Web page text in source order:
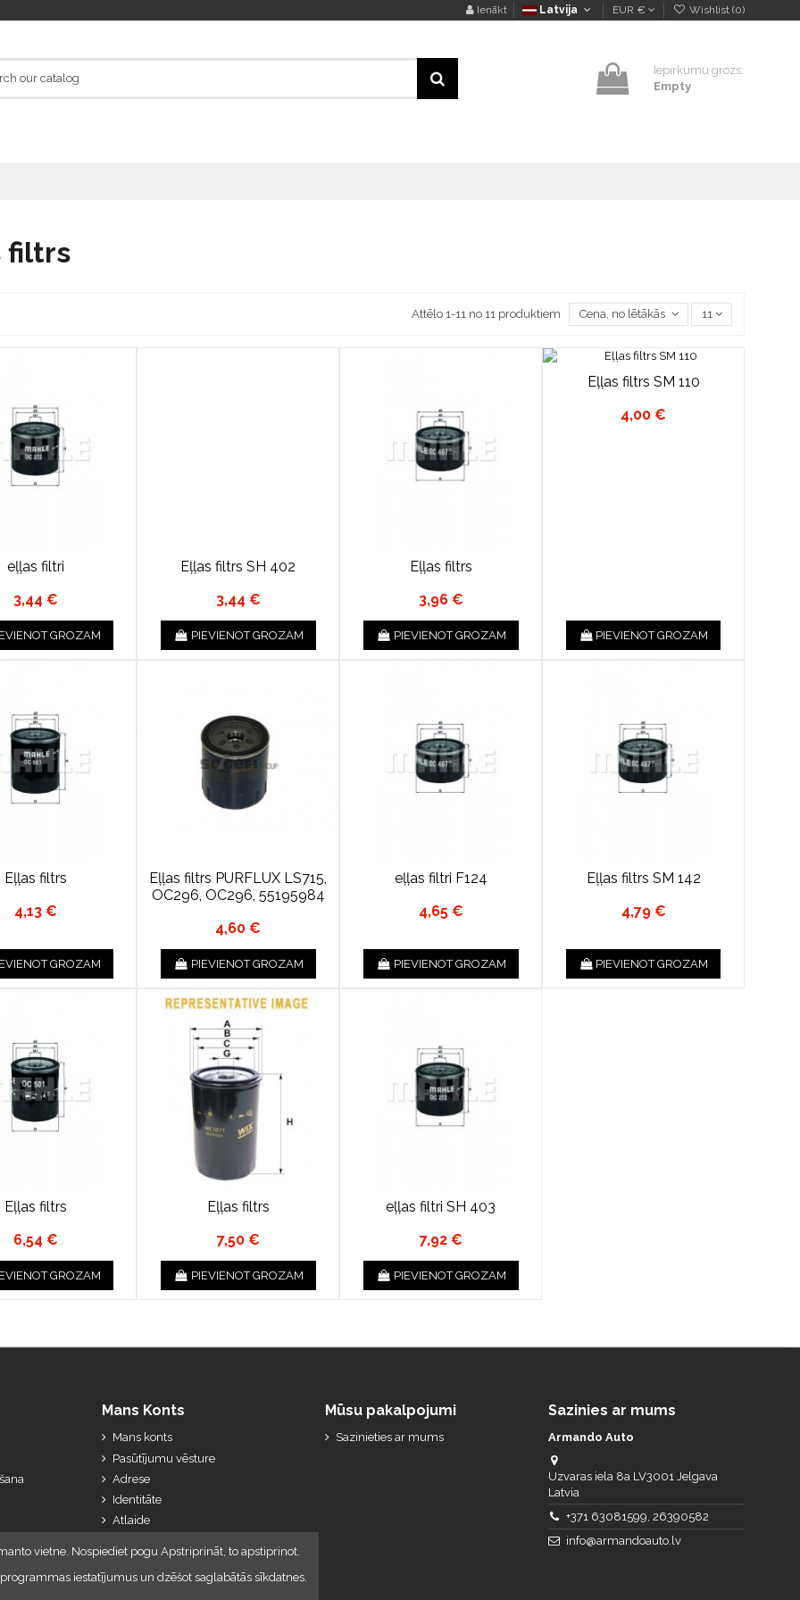
Ienākt Latvija EUR € Wishlist (0)
Iepirkumu grozs:
Empty
filtrs
Attēlo 1-11 no 11 produktiem Cena, no lētākās uz dārgāko
11
eļļas filtri
3,44 €
GROZAM
Eļļas filtrs SH 402
3,44 €
PIEVIENOT GROZAM
Eļļas filtrs
3,96 €
PIEVIENOT GROZAM
Eļļas filtrs SM 110
4,00 €
PIEVIENOT GROZAM
Eļļas filtrs
4,13 €
GROZAM
Eļļas filtrs PURFLUX LS715,
OC296, OC296, 55195984
4,60 €
PIEVIENOT GROZAM
eļļas filtri F124
4,65 €
PIEVIENOT GROZAM
Eļļas filtrs SM 142
4,79 €
PIEVIENOT GROZAM
Eļļas filtrs
6,54 €
GROZAM
Eļļas filtrs
7,50 €
PIEVIENOT GROZAM
eļļas filtri SH 403
7,92 €
PIEVIENOT GROZAM
Mans Konts
Mans konts
Pasūtījumu vēsture
Adrese
Identitāte
Atlaide
Mūsu pakalpojumi
Sazinieties ar mums
Sazinies ar mums
Armando Auto
Uzvaras iela 8a LV3001 Jelgava
Latvia
+371 63081599, 26390582
info@armandoauto.lv
vietne. Nospiediet pogu Apstriprināt, to apstiprinot.
iestatījumus un dzēšot saglabātās sīkdatnes.